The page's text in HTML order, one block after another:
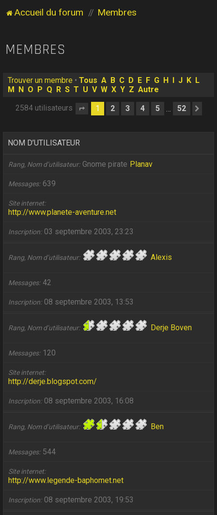
Accueil du forum Membres
MEMBRES
Trouver un membre •Tous A B C D E F G H J K L
M
N O P Q R S T U V W X Y Z Autre
2584 utilisateurs Page 1sur52
1 2 3 4 5 … 52
NOM D’UTILISATEUR
Rang, Nom d’utilisateur Gnome pirate Planav
Messages 639
Site internet
http://www.planete-aventure.net
Inscription 03 septembre 2003, 23:23
Rang, Nom d’utilisateur Alexis
Messages 42
Inscription 08 septembre 2003, 13:53
Rang, Nom d’utilisateur Derje Boven
Messages 120
Site internet
http://derje.blogspot.com/
Inscription 08 septembre 2003, 16:08
Rang, Nom d’utilisateur Ben
Messages 544
Site internet
http://www.legende-baphomet.net
Inscription 08 septembre 2003, 19:53